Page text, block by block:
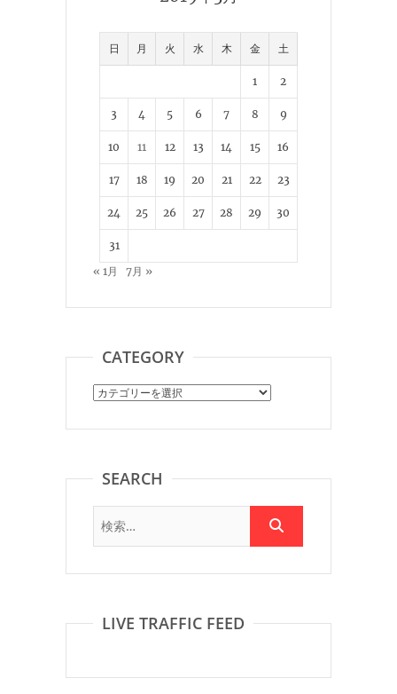
日 月 火 水 木 金 土
1 2
3 4 5 6 7 8 9
10 11 12 13 14 15 16
17 18 19 20 21 22 23
24 25 26 27 28 29 30
31
« 1月
7月 »
CATEGORY
Category
SEARCH
LIVE TRAFFIC FEED